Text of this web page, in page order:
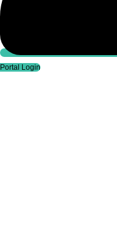
Portal Login
Portal Login